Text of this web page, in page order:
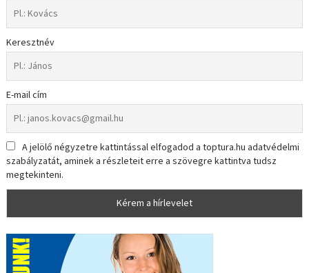
Keresztnév
E-mail cím
A jelölő négyzetre kattintással elfogadod a toptura.hu adatvédelmi
szabályzatát, aminek a részleteit erre a szövegre kattintva tudsz
megtekinteni.